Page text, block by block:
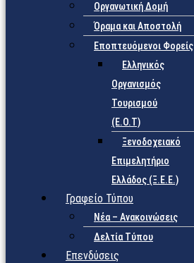
Οργανωτική Δομή
Όραμα και Αποστολή
Εποπτευόμενοι Φορείς
Eλληνικός
Οργανισμός
Τουρισμού
(Ε.Ο.Τ)
Ξενοδοχειακό
Επιμελητήριο
Ελλάδος (Ξ.Ε.Ε.)
Γραφείο Τύπου
Νέα – Ανακοινώσεις
Δελτία Τύπου
Επενδύσεις